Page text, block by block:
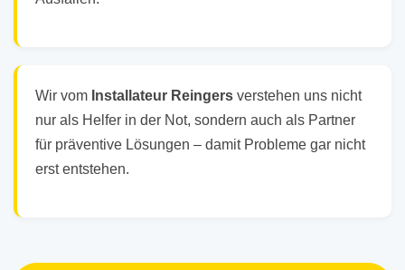
Wir vom Installateur Reingers verstehen uns nicht
nur als Helfer in der Not, sondern auch als Partner
für präventive Lösungen – damit Probleme gar nicht
erst entstehen.